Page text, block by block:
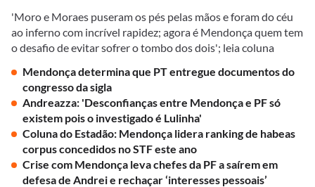
'Moro e Moraes puseram os pés pelas mãos e foram do céu
ao inferno com incrível rapidez; agora é Mendonça quem tem
o desafio de evitar sofrer o tombo dos dois'; leia coluna
Mendonça determina que PT entregue documentos do
congresso da sigla
Andreazza: 'Desconfianças entre Mendonça e PF só
existem pois o investigado é Lulinha'
Coluna do Estadão: Mendonça lidera ranking de habeas
corpus concedidos no STF este ano
Crise com Mendonça leva chefes da PF a saírem em
defesa de Andrei e rechaçar ‘interesses pessoais’